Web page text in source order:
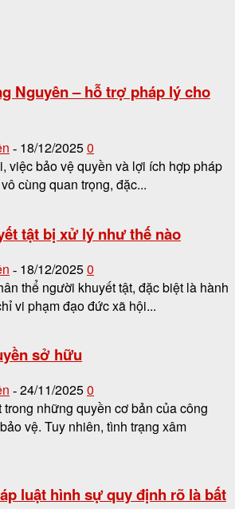
Nguyên – hỗ trợ pháp lý cho
- 18/12/20250
việc bảo vệ quyền và lợi ích hợp pháp
cùng quan trọng, đặc...
tật bị xử lý như thế nào
- 18/12/20250
thể người khuyết tật, đặc biệt là hành
vi phạm đạo đức xã hội...
sở hữu
- 24/11/20250
những quyền cơ bản của công
vệ. Tuy nhiên, tình trạng xâm
luật hình sự quy định rõ là bất